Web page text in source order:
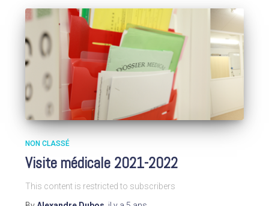
NON CLASSÉ
Visite médicale 2021-2022
This content is restricted to subscribers